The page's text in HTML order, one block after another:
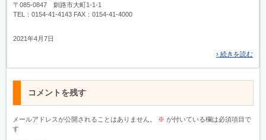
〒085-0847 釧路市大町1-1-1
TEL：0154-41-4143 FAX：0154-41-4000
2021年4月7日
› 続きを読む
コメントを残す
メールアドレスが公開されることはありません。 ※ が付いている欄は必須項目で
す